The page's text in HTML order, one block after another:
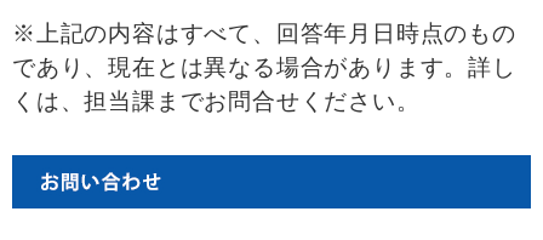
※上記の内容はすべて、回答年月日時点のもの
であり、現在とは異なる場合があります。詳し
くは、担当課までお問合せください。